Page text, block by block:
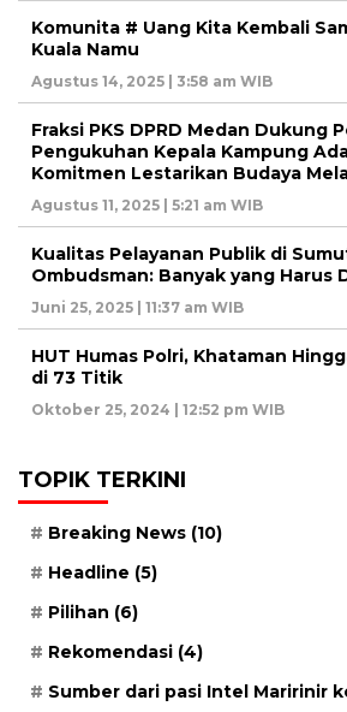
Komunita # Uang Kita Kembali
Kuala Namu
Agustus 14, 2025 | 3:58 am WIB
Fraksi PKS DPRD Medan Dukung
Pengukuhan Kepala Kampung
Komitmen Lestarikan Budaya
Agustus 11, 2025 | 5:21 am WIB
Kualitas Pelayanan Publik di
Ombudsman: Banyak yang Harus
Juni 25, 2025 | 11:37 am WIB
HUT Humas Polri, Khataman
di 73 Titik
Oktober 25, 2024 | 12:52 pm WIB
TOPIK TERKINI
Breaking News (10)
Headline (5)
Pilihan (6)
Rekomendasi (4)
Sumber dari pasi Intel Maririnir